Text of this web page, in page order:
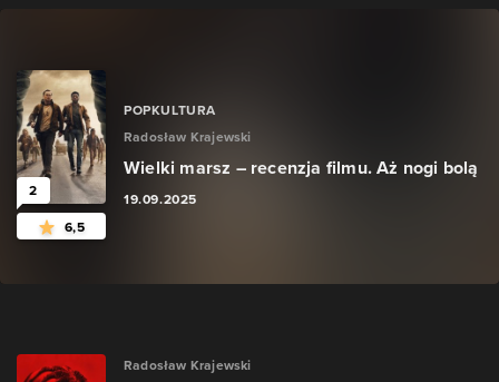
2
6,5
POPKULTURA
Radosław Krajewski
Wielki marsz – recenzja filmu. Aż nogi bolą
19.09.2025
Radosław Krajewski